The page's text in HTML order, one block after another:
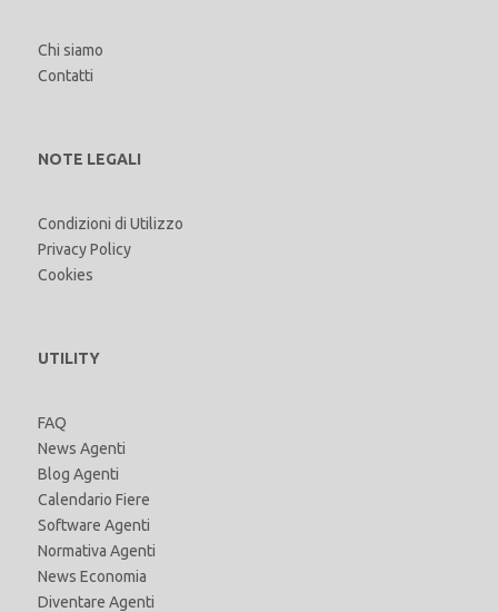
Chi siamo
Contatti
NOTE LEGALI
Condizioni di Utilizzo
Privacy Policy
Cookies
UTILITY
FAQ
News Agenti
Blog Agenti
Calendario Fiere
Software Agenti
Normativa Agenti
News Economia
Diventare Agenti